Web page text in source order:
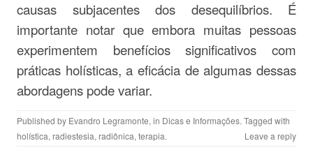
causas subjacentes dos desequilíbrios. É
importante notar que embora muitas pessoas
experimentem benefícios significativos com
práticas holísticas, a eficácia de algumas dessas
abordagens pode variar.
Published by Evandro Legramonte, in Dicas e Informações. Tagged with
holística, radiestesia, radiônica, terapia. Leave a reply